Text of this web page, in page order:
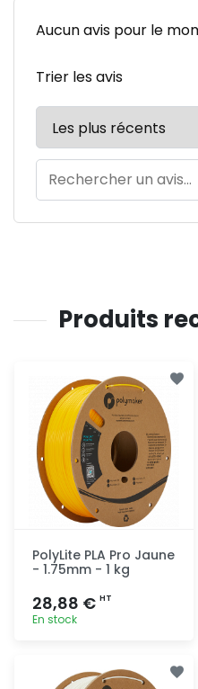
Aucun avis pour le
Trier les avis
Produits
PolyLite PLA Pro Jaune
- 1.75mm - 1 kg
28,88 € HT
En stock
rapide